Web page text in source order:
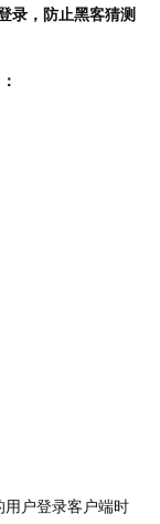
录，防止黑客猜测
户登录客户端时